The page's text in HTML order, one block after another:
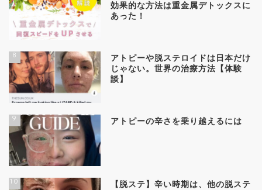
効果的な方法は重金属デトックスに
あった！
8
アトピーや脱ステロイドは日本だけ
じゃない。世界の治療方法【体験
談】
9 アトピーの辛さを乗り越えるには
10
【脱ステ】辛い時期は、他の脱ステ